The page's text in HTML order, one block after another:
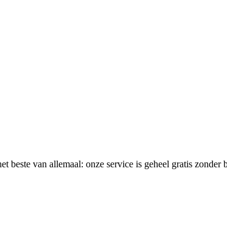
van allemaal: onze service is geheel gratis zonder